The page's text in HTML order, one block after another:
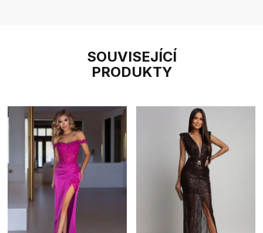
SOUVISEJÍCÍ
PRODUKTY